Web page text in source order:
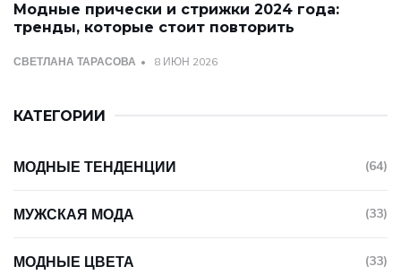
Модные прически и стрижки 2024 года:
тренды, которые стоит повторить
СВЕТЛАНА ТАРАСОВА 8 ИЮН 2026
КАТЕГОРИИ
МОДНЫЕ ТЕНДЕНЦИИ (64)
МУЖСКАЯ МОДА (33)
МОДНЫЕ ЦВЕТА (33)